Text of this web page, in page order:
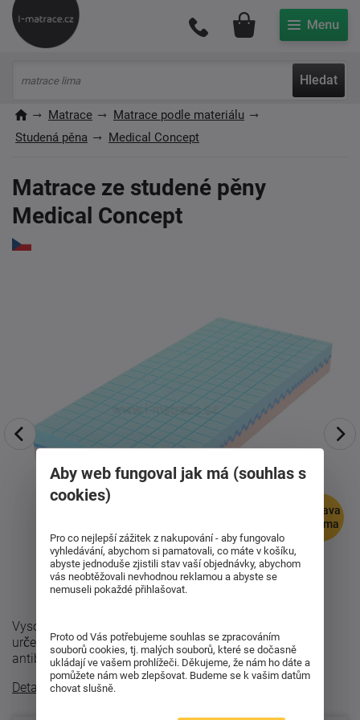
Hledat
Můj účet
Matrace
Matrace podle materiálu
Studená pěna
Medical Concept
Matrace ze studené pěny
Medical Concept
doprava
zdarma
Vysoce kvalitní partnerská matrace Medical Concept je
určena pro nejnáročnější uživatele. Matrace je
antibakteriální, ergonomicky testována ...
Detailní popis
Aby web fungoval jak má (souhlas s
cookies)
Pro co nejlepší zážitek z nakupování - aby fungovalo
vyhledávání, abychom si pamatovali, co máte v košíku,
abyste jednoduše zjistili stav vaší objednávky, abychom
vás neobtěžovali nevhodnou reklamou a abyste se
nemuseli pokaždé přihlašovat.
Proto od Vás potřebujeme souhlas se zpracováním
souborů cookies, tj. malých souborů, které se dočasně
ukládají ve vašem prohlížeči. Děkujeme, že nám ho dáte a
pomůžete nám web zlepšovat. Budeme se k vašim datům
chovat slušně.